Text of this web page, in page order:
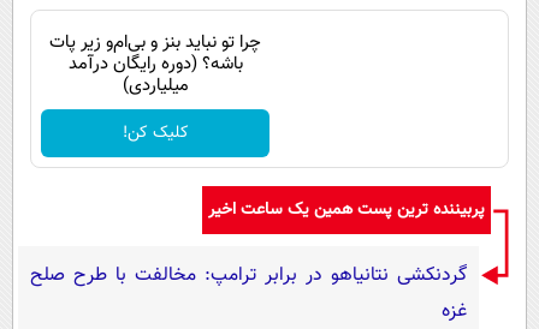
چرا تو نباید بنز و بی‌ام‌و زیر پات
باشه؟ (دوره رایگان درآمد
میلیاردی)
کلیک کن!
پربیننده ترین پست همین یک ساعت اخیر
گردنکشی نتانیاهو در برابر ترامپ: مخالفت با طرح صلح
غزه